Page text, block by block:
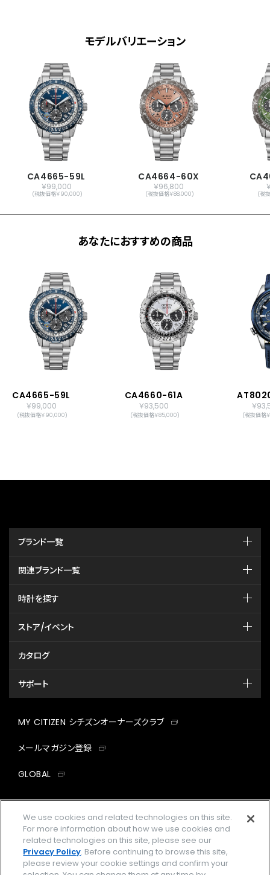
国際保証3年間(購入後1年以内にMY
CITIZENご登録で国内保証5年間)
モデルバリエーション
CA4665-59L
￥99,000
(税抜価格￥90,000)
CA4664-60X
￥96,800
(税抜価格￥88,000) (税
あなたにおすすめの商品
CA4665-59L
￥99,000
(税抜価格￥90,000)
CA4660-61A
￥93,500
(税抜価格￥85,000)
￥
(税抜価格
ブランド一覧
関連ブランド一覧
時計を探す
ストア/イベント
カタログ
サポート
MY CITIZEN シチズンオーナーズクラブ
メールマガジン登録
GLOBAL
企業情報 ご利用規約
We use cookies and related technologies on this site.
For more information about how we use cookies and
related technologies on this site, please see our
Privacy Policy. Before continuing to browse this site,
please review your cookie settings and confirm your